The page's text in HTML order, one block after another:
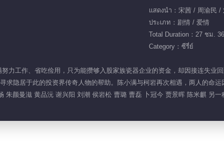
ประเภท：剧情 / 爱情
Total Duration：27 ชม.
Category：ซีรี่ย์
力工作、省吃俭用，只为能攒够入股家族瓷器企业的资金，却因接连失业
求隐居于此的投资界传奇人物的帮助。陈小满与柯岩再次相遇，两人的命运
朱颜曼滋 黄品沅 谢兴阳 刘潮 侯岩松 曹璐 曹磊 卜冠今 贾景晖 陈米麒 另一